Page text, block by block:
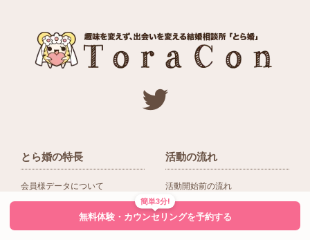
とら婚の特長
会員様データについて
活動の流れ
活動開始前の流れ
入会後の活動の流れ
簡単3分!
無料体験・カウンセリングを予約する